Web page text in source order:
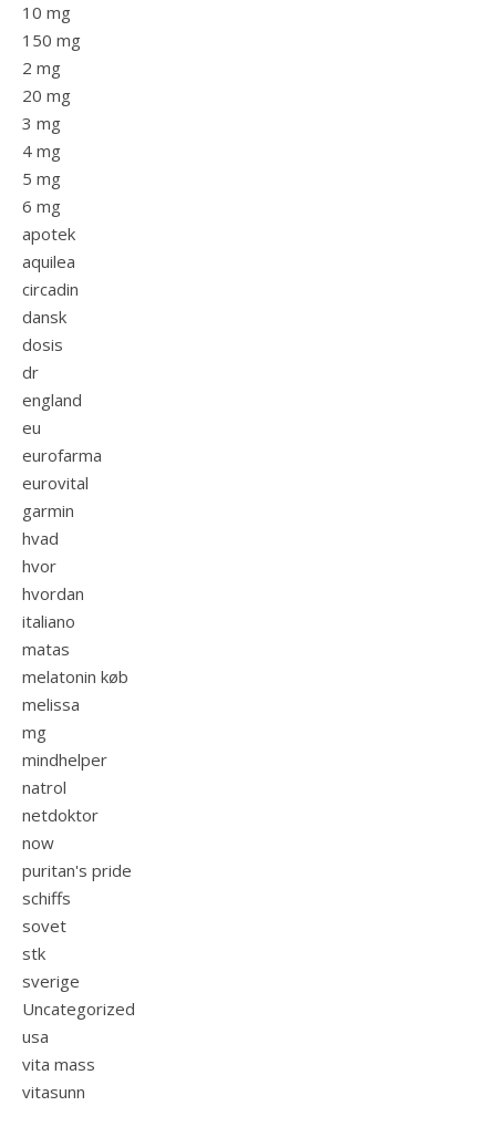
10 mg
150 mg
2 mg
20 mg
3 mg
4 mg
5 mg
6 mg
apotek
aquilea
circadin
dansk
dosis
dr
england
eu
eurofarma
eurovital
garmin
hvad
hvor
hvordan
italiano
matas
melatonin køb
melissa
mg
mindhelper
natrol
netdoktor
now
puritan's pride
schiffs
sovet
stk
sverige
Uncategorized
usa
vita mass
vitasunn